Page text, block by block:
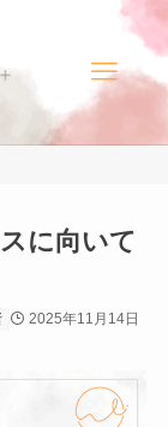
に向いて
2025年11月14日